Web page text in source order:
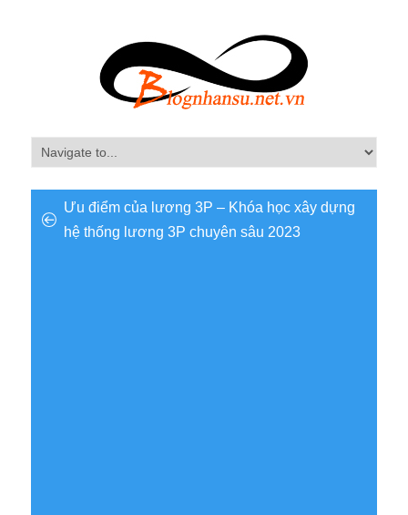
Ưu điểm của lương 3P – Khóa học xây dựng
hệ thống lương 3P chuyên sâu 2023